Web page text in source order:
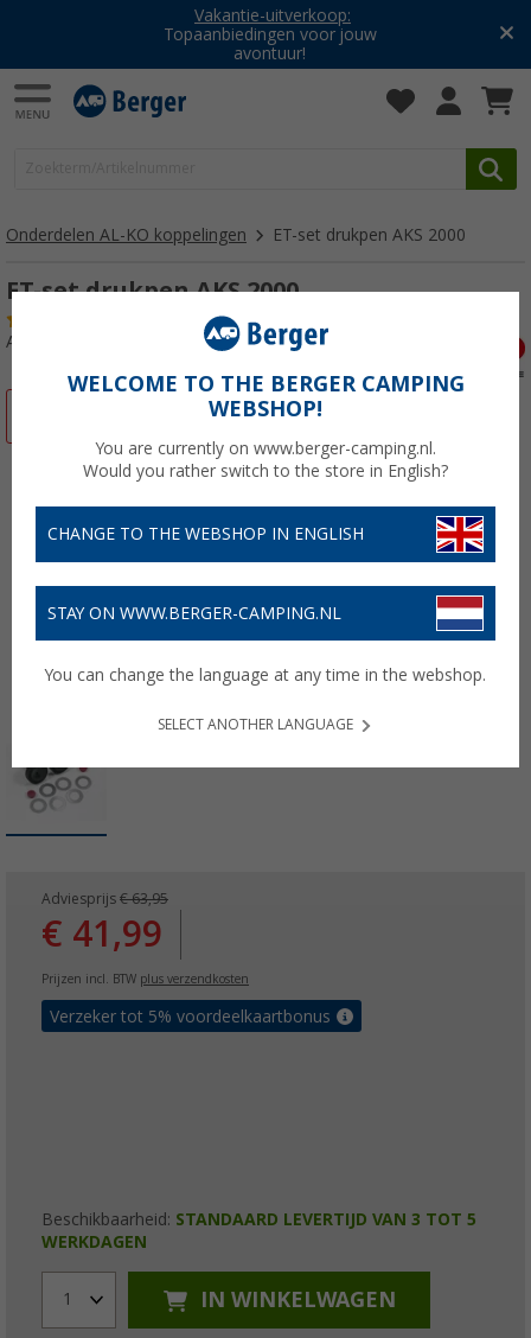
Vakantie-uitverkoop:
Topaanbiedingen voor jouw
avontuur!
Onderdelen AL-KO koppelingen ET-set drukpen AKS 2000
ET-set drukpen AKS 2000
Artikelnr: 150903
Adviesprijs € 63,95
€ 41,99
Prijzen incl. BTW plus verzendkosten
Verzeker tot 5% voordeelkaartbonus
Beschikbaarheid: STANDAARD LEVERTIJD VAN 3 TOT 5
WERKDAGEN
1 IN WINKELWAGEN
WELCOME TO THE BERGER CAMPING
WEBSHOP!
You are currently on www.berger-camping.nl.
Would you rather switch to the store in English?
CHANGE TO THE WEBSHOP IN ENGLISH
STAY ON WWW.BERGER-CAMPING.NL
You can change the language at any time in the webshop.
SELECT ANOTHER LANGUAGE